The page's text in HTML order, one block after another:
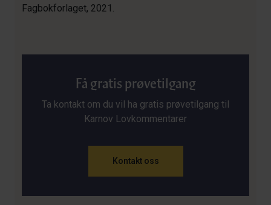
Fagbokforlaget, 2021.
Få gratis prøvetilgang
Ta kontakt om du vil ha gratis prøvetilgang til
Karnov Lovkommentarer
Kontakt oss